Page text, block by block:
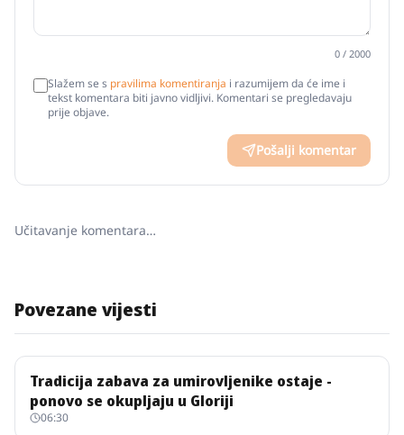
0 / 2000
Slažem se s pravilima komentiranja i razumijem da će ime i
tekst komentara biti javno vidljivi. Komentari se pregledavaju
prije objave.
Pošalji komentar
Učitavanje komentara…
Povezane vijesti
Tradicija zabava za umirovljenike ostaje -
ponovo se okupljaju u Gloriji
06:30